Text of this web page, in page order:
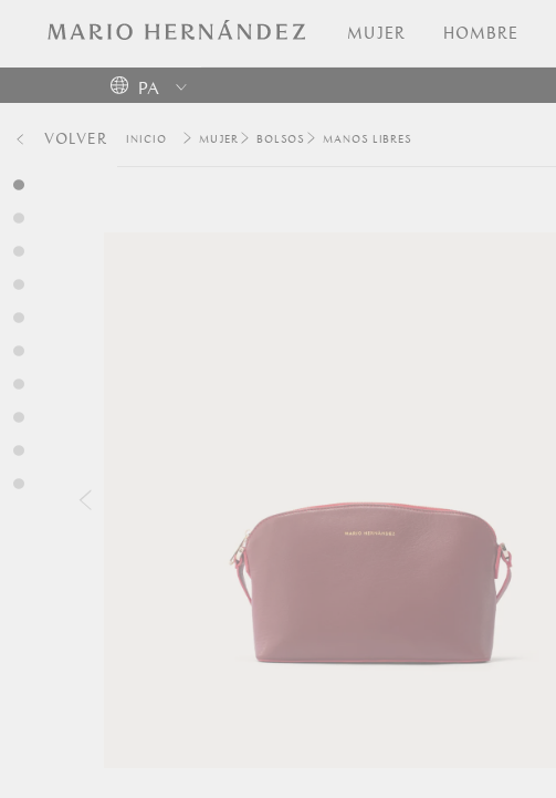
MUJER HOMBRE
PA
Colombia
VOLVER MUJER BOLSOS MANOS LIBRES